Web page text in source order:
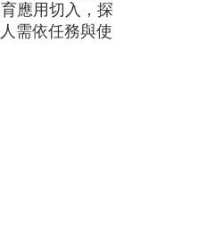
應用切入，探
需依任務與使